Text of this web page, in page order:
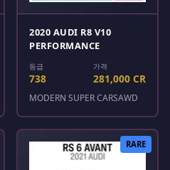
2020 AUDI R8 V10
PERFORMANCE
등급
738
가격
281,000 CR
MODERN SUPER CARSAWD
RARE